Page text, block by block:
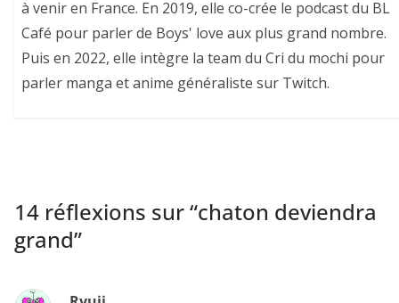
à venir en France. En 2019, elle co-crée le podcast du BL
Café pour parler de Boys' love aux plus grand nombre.
Puis en 2022, elle intègre la team du Cri du mochi pour
parler manga et anime généraliste sur Twitch.
14 réflexions sur “chaton deviendra
grand”